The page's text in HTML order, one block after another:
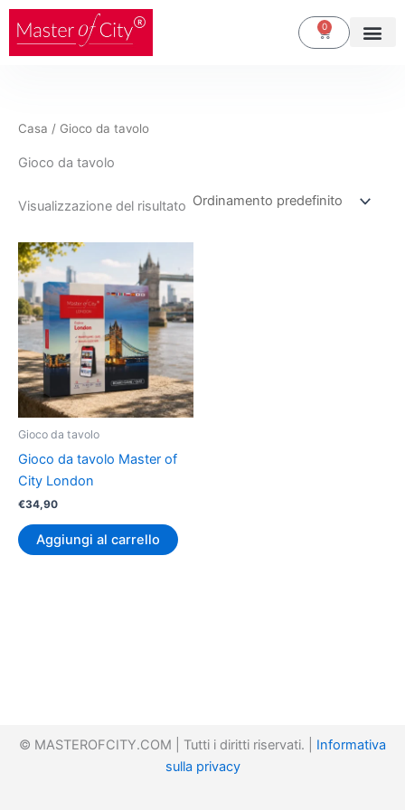
Vai
contenuto
0
Carrello
Casa / Gioco da tavolo
Gioco da tavolo
Visualizzazione del risultato
Gioco da tavolo
Gioco da tavolo Master of
City London
€34,90
Aggiungi al carrello
© MASTEROFCITY.COM | Tutti i diritti riservati. | Informativa
sulla privacy